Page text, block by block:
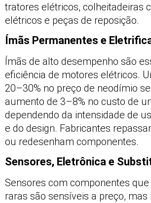
tratores elétricos, colheitadeiras
elétricos e peças de reposição.
Ímãs Permanentes e
Ímãs de alto desempenho são
eficiência de motores elétricos.
20–30% no preço de neodímio
aumento de 3–8% no custo de
dependendo da intensidade de
e do design. Fabricantes
ou redesenham componentes.
Sensores, Eletrônica e
Sensores com componentes
raras são sensíveis a preço,